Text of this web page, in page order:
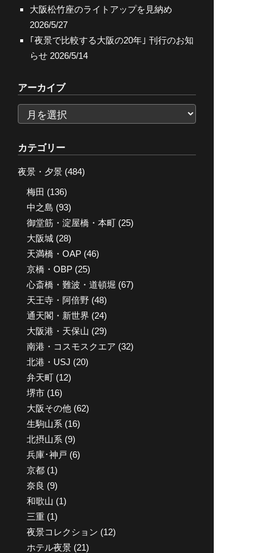
大阪松竹座のライトアップを見納め
2026/5/27
｢夜景で比較する大阪の20年｣ 刊行のお知
らせ 2026/5/14
アーカイブ
ー
カ
イ
ブ
カテゴリー
夜景・夕景 (484)
梅田 (136)
中之島 (93)
御堂筋・淀屋橋・本町 (25)
大阪城 (28)
天満橋・OAP (46)
京橋・OBP (25)
心斎橋・難波・道頓堀 (67)
天王寺・阿倍野 (48)
通天閣・新世界 (24)
大阪港・天保山 (29)
南港・コスモスクエア (32)
北港・USJ (20)
弁天町 (12)
堺市 (16)
大阪その他 (62)
生駒山系 (16)
北摂山系 (9)
兵庫･神戸 (6)
京都 (1)
奈良 (9)
和歌山 (1)
三重 (1)
夜景コレクション (12)
ホテル夜景 (21)